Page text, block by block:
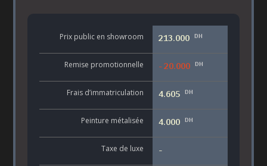
Prix public en showroom 213.000 DH
Remise promotionnelle - 20.000 DH
Frais d’immatriculation 4.605 DH
Peinture métalisée 4.000 DH
Taxe de luxe -